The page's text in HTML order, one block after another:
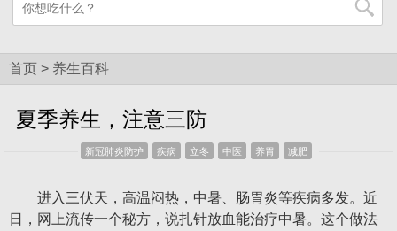
首页 > 养生百科
夏季养生，注意三防
新冠肺炎防护 疾病 立冬 中医 养胃 减肥
进入三伏天，高温闷热，中暑、肠胃炎等疾病多发。近
日，网上流传一个秘方，说扎针放血能治疗中暑。这个做法